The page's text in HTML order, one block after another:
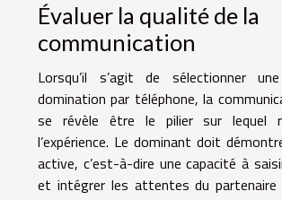
Évaluer la qualité de la
communication
Lorsqu’il s’agit de sélectionner
domination par téléphone, la
se révèle être le pilier sur lequel
l’expérience. Le dominant doit
active, c’est-à-dire une capacité à
et intégrer les attentes du partenaire